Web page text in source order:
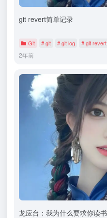
git revert简单记录
Git # git # git log # git revert
2年前
龙应台：我为什么要求你读书